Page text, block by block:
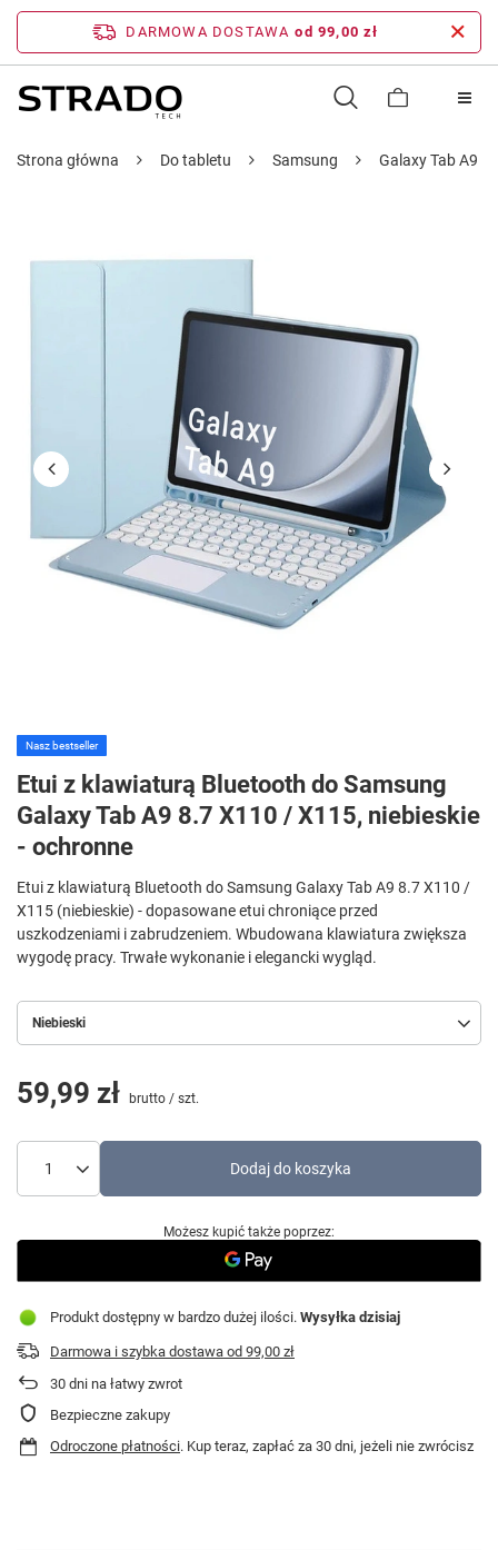
DARMOWA DOSTAWA od 99,00 zł
Strona główna Do tabletu Samsung Galaxy Tab A9
Nasz bestseller
Etui z klawiaturą Bluetooth do Samsung
Galaxy Tab A9 8.7 X110 / X115, niebieskie
- ochronne
Etui z klawiaturą Bluetooth do Samsung Galaxy Tab A9 8.7 X110 /
X115 (niebieskie) - dopasowane etui chroniące przed
uszkodzeniami i zabrudzeniem. Wbudowana klawiatura zwiększa
wygodę pracy. Trwałe wykonanie i elegancki wygląd.
Niebieski
59,99 zł brutto / szt.
Dodaj do koszyka
Możesz kupić także poprzez:
Produkt dostępny w bardzo dużej ilości Wysyłka dzisiaj
Darmowa i szybka dostawa od 99,00 zł
30 dni na łatwy zwrot
Bezpieczne zakupy
Odroczone płatności. Kup teraz, zapłać za 30 dni, jeżeli nie zwrócisz